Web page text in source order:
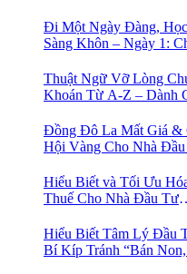
Đi Một Ngày Đàng,
Sàng Khôn – Ngày 1:
Thuật Ngữ Vỡ Lòng
Khoán Từ A-Z – Dành
Đồng Đô La Mất Giá &
Hội Vàng Cho Nhà
Hiểu Biết và Tối Ưu
Thuế Cho Nhà Đầu Tư
Hiểu Biết Tâm Lý Đầu
Bí Kíp Tránh “Bán